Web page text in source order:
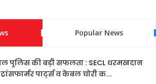
Popular News
पुलिस की बड़ी सफलता : SECL धरमखदान
पार्ट्स व केबल चोरी क...